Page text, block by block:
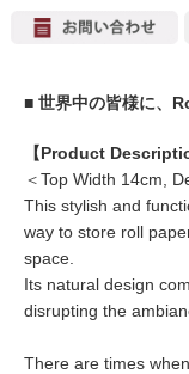
■ 世界中の皆様に、
【Product
＜Top Width 14cm,
This stylish and
way to store roll
space.
Its natural design
disrupting the
There are times